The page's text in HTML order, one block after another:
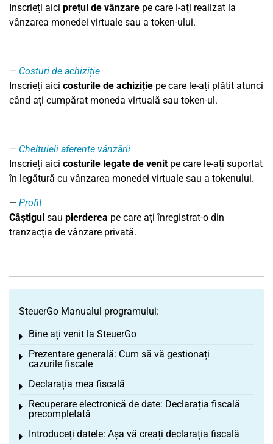
Inscrieți aici prețul de vânzare pe care l-ați realizat la
vânzarea monedei virtuale sau a token-ului.
Costuri de achiziție
Inscrieți aici costurile de achiziție pe care le-ați plătit atunci
când ați cumpărat moneda virtuală sau token-ul.
Cheltuieli aferente vânzării
Inscrieți aici costurile legate de venitpe care le-ați suportat
în legătură cu vânzarea monedei virtuale sau a tokenului.
Profit
Câștigul sau pierderea pe care ați înregistrat-o din
tranzacția de vânzare privată.
SteuerGo Manualul programului:
Bine ați venit la SteuerGo
Toggle menu
Prezentare generală: Cum să vă gestionați
cazurile fiscale
Toggle menu
Declarația mea fiscală
Toggle menu
Recuperare electronică de date: Declarația fiscală
precompletată
Toggle menu
Introduceți datele: Așa vă creați declarația fiscală
Toggle menu